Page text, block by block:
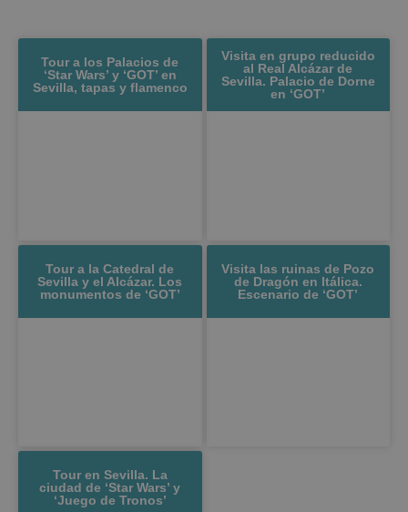
Tour a los Palacios de
‘Star Wars’ y ‘GOT’ en
Sevilla, tapas y flamenco
Visita en grupo reducido
al Real Alcázar de
Sevilla. Palacio de Dorne
en ‘GOT’
Tour a la Catedral de
Sevilla y el Alcázar. Los
monumentos de ‘GOT’
Visita las ruinas de Pozo
de Dragón en Itálica.
Escenario de ‘GOT’
Tour en Sevilla. La
ciudad de ‘Star Wars’ y
‘Juego de Tronos’